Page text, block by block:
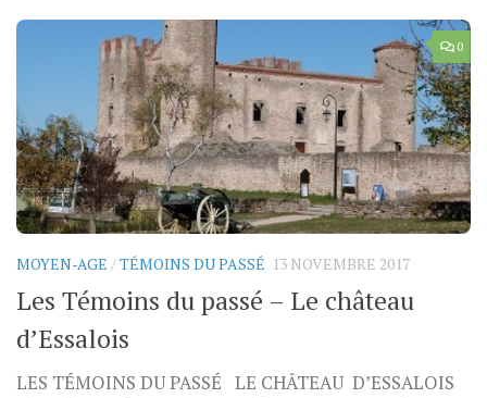
0
MOYEN-AGE /TÉMOINS DU PASSÉ 13 NOVEMBRE 2017
Les Témoins du passé – Le château
d’Essalois
LES TÉMOINS DU PASSÉ LE CHÂTEAU D’ESSALOIS